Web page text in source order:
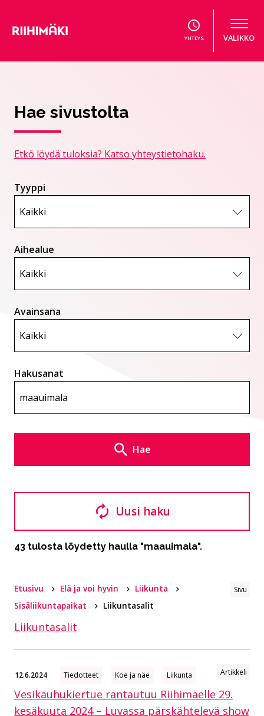
YHTEYS VALIKKO
Hae sivustolta
Etkö löydä tuloksia? Katso yhteystietohaku.
Tyyppi
Aihealue
Avainsana
Hakusanat
Hae
43 tulosta löydetty haulla "maauimala".
Uusi haku
Etusivu Elä ja voi hyvin
Liikunta
Sisäliikuntapaikat
Liikuntasalit
Sivu
Liikuntasalit
12.6.2024 Tiedotteet Koe ja näe Liikunta Artikkeli
Vesikauhukiertue rantautuu Riihimäelle 29.
kesäkuuta 2024 – Luvassa pärskähtelevä show